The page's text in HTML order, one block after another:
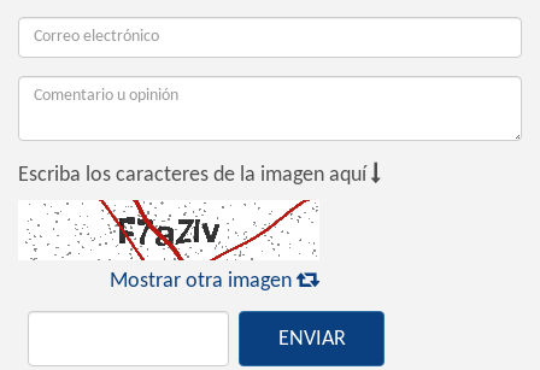
Escriba los caracteres de la imagen aquí 
Mostrar otra imagen 
ENVIAR